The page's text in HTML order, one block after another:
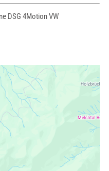
DSG 4Motion VW